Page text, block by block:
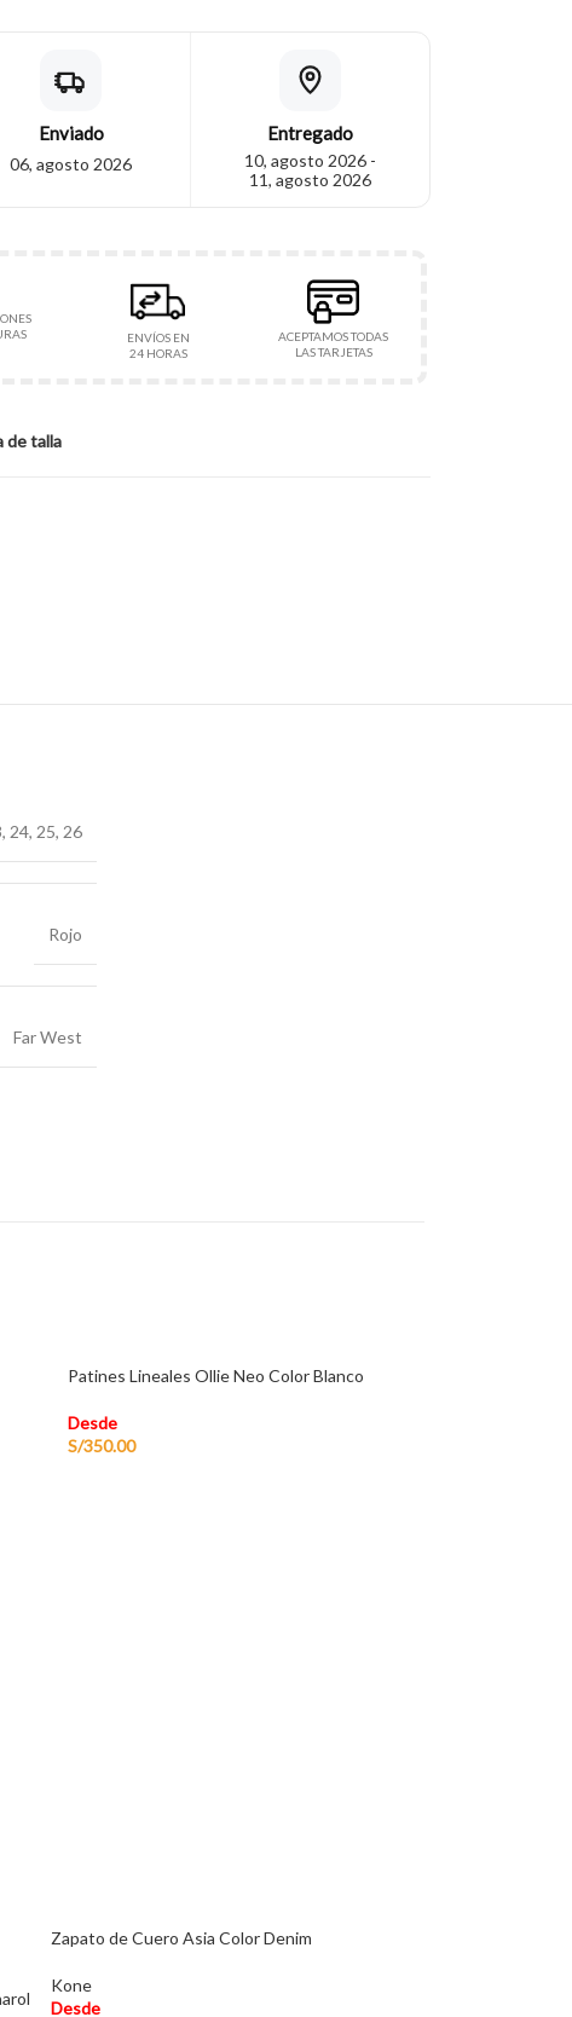
Enviado
06, agosto 2026
Entregado
10, agosto 2026 -
11, agosto 2026
ENVÍOS EN
24 HORAS
ACEPTAMOS TODAS
LAS TARJETAS
de talla
, 24, 25, 26
Rojo
Far West
Patines Lineales Ollie Neo Color Blanco
Desde
S/350.00
Zapato de Cuero Asia Color Denim
Kone
Desde